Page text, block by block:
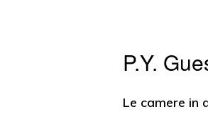
P.Y.
Le camere in